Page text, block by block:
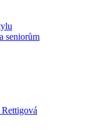
seniorům